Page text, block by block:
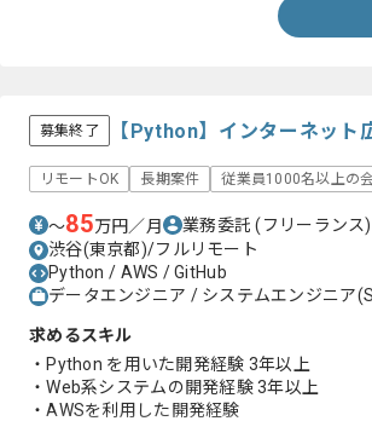
募集終了 【Python】インターネッ
リモートOK 長期案件 従業員1000名以上の
〜85万円／月 業務委託(フリーランス)
渋谷(東京都)/フルリモート
Python / AWS / GitHub
データエンジニア / システムエンジニア
求めるスキル
・Python を用いた開発経験 3年以上
・Web系システムの開発経験 3年以上
・AWSを利用した開発経験